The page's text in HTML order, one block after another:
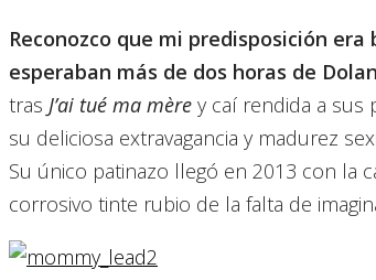
Reconozco que mi predisposición
esperaban más de dos horas de
tras J’ai tué ma mère y caí rendida a sus
su deliciosa extravagancia y madurez
Su único patinazo llegó en 2013 con la
corrosivo tinte rubio de la falta de